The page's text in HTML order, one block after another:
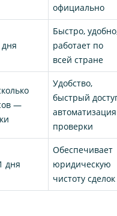
официально
Быстро,
работает по
всей стране
—
Удобство,
быстрый
автоматизация
проверки
дня
Обеспечивает
юридическую
чистоту сделок